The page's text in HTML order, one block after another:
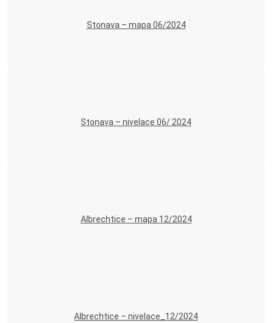
Stonava – mapa 06/2024
Stonava – nivelace 06/ 2024
Albrechtice – mapa 12/2024
Albrechtice – nivelace_12/2024